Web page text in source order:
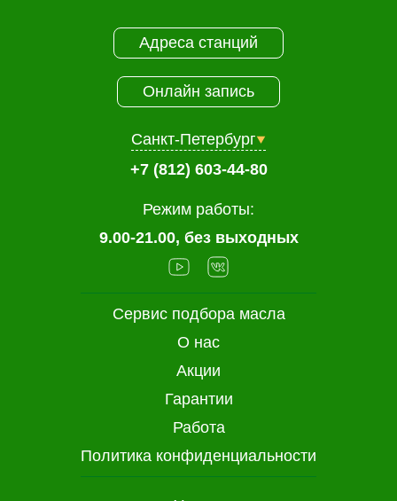
Сервис подбора масла
О нас
Акции
Гарантии
Работа
Политика конфиденциальности
Адреса станций
Онлайн запись
Санкт-Петербург
+7 (812) 603-44-80
Режим работы:
9.00-21.00, без выходных